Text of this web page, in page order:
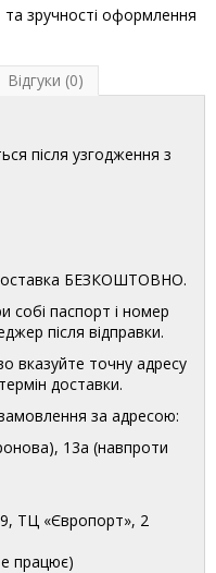
та зручності оформлення
Відгуки (0)
після узгодження з
БЕЗКОШТОВНО.
собі паспорт і номер
після відправки.
вказуйте точну адресу
доставки.
за адресою:
13а (навпроти
ТЦ «Європорт», 2
працює)